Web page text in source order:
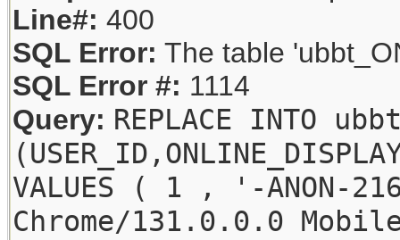
Line#: 400
SQL Error: The table
SQL Error #: 1114
Query: REPLACE INTO
VALUES ( 1 , '-
Chrome/131.0.0.0